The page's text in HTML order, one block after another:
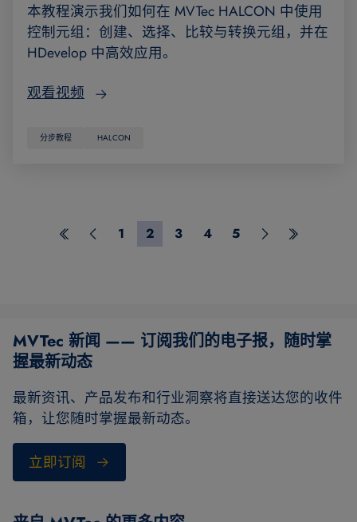
本教程演示我们如何在 MVTec HALCON 中使用
控制元组：创建、选择、比较与转换元组，并在
HDevelop 中高效应用。
观看视频
分步教程 HALCON
Erste Seite
Vorherige Seite
Seite 1
1 Seite 2
2 Seite 3
3 Seite 4
4 Seite 5
5 Nächste Seite
Letzte
MVTec 新闻 —— 订阅我们的电子报，随时掌
握最新动态
最新资讯、产品发布和行业洞察将直接送达您的收件
箱，让您随时掌握最新动态。
立即订阅